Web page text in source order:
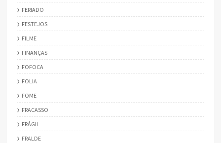
FERIADO
FESTEJOS
FILME
FINANÇAS
FOFOCA
FOLIA
FOME
FRACASSO
FRÁGIL
FRALDE